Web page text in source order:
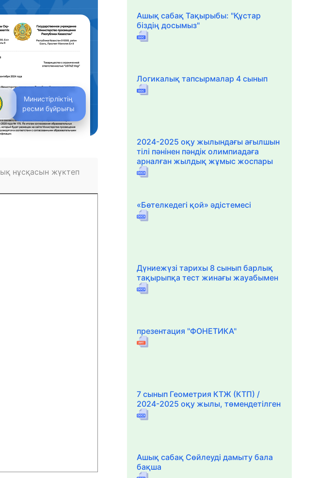
Министірліктің
ресми бұйрығы
нұсқасын жүктеп
Ашық сабақ Тақырыбы: "Құстар
біздің досымыз"
Логикалық тапсырмалар 4 сынып
2024-2025 оқу жылындағы ағылшын
тілі пәнінен пәндік олимпиадаға
арналған жылдық жұмыс жоспары
«Бөтелкедегі қой» әдістемесі
Дүниежүзі тарихы 8 сынып барлық
тақырыпқа тест жинағы жауабымен
презентация "ФОНЕТИКА"
7 сынып Геометрия КТЖ (КТП) /
2024-2025 оқу жылы, төмендетілген
Ашық сабақ Сөйлеуді дамыту бала
бақша